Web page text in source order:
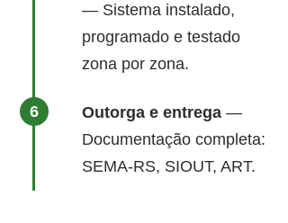
— Sistema instalado,
programado e testado
zona por zona.
Outorga e entrega —
Documentação completa:
SEMA-RS, SIOUT, ART.